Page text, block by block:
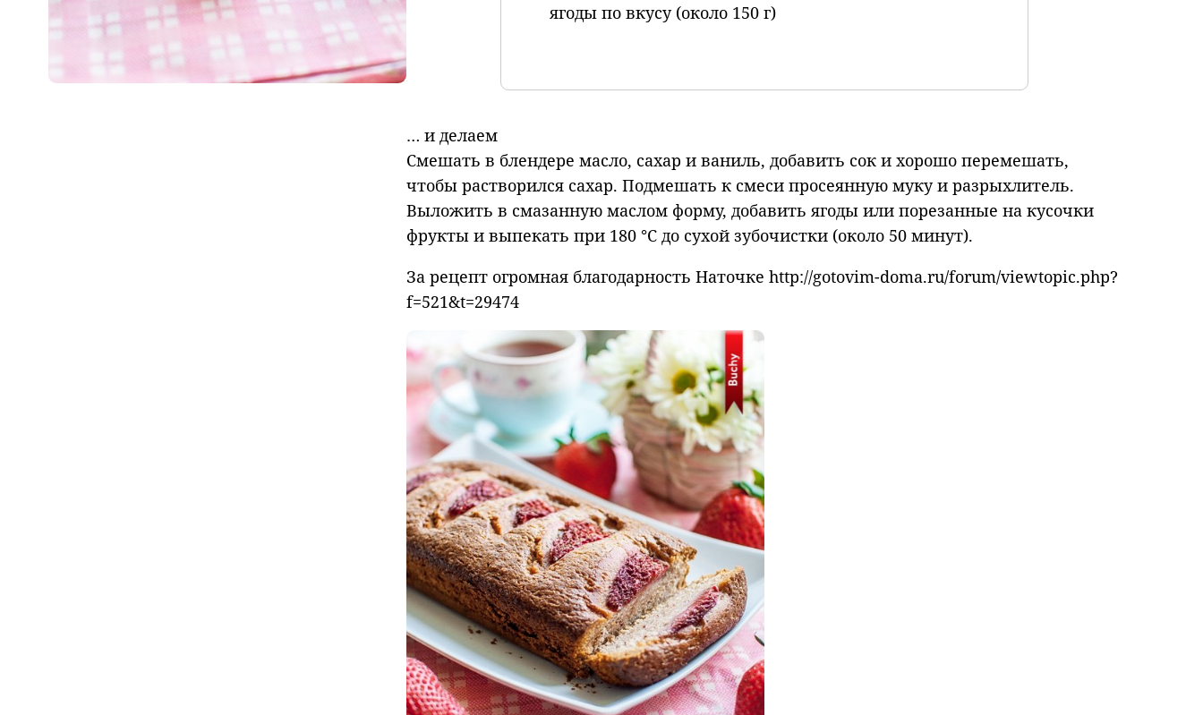
ягоды по вкусу (около 150 г)
… и делаем
Смешать в блендере масло, сахар и ваниль, добавить сок и хорошо перемешать,
чтобы растворился сахар. Подмешать к смеси просеянную муку и разрыхлитель.
Выложить в смазанную маслом форму, добавить ягоды или порезанные на кусочки
фрукты и выпекать при 180 °C до сухой зубочистки (около 50 минут).
За рецепт огромная благодарность Наточке http://gotovim-doma.ru/forum/viewtopic.php?
f=521&t=29474